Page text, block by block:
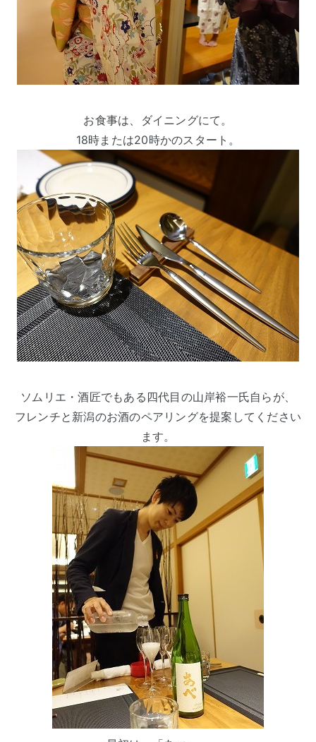
お食事は、ダイニングにて。
18時または20時かのスタート。
ソムリエ・酒匠でもある四代目の山岸裕一氏自らが、
フレンチと新潟のお酒のペアリングを提案してください
ます。